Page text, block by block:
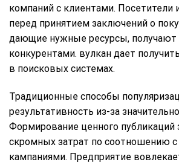
компаний с клиентами. Посетители
перед принятием заключений о
дающие нужные ресурсы, получают
конкурентами. вулкан дает
в поисковых системах.
Традиционные способы
результативность из-за
Формирование ценного публикаций
скромных затрат по соотношению
кампаниями. Предприятие